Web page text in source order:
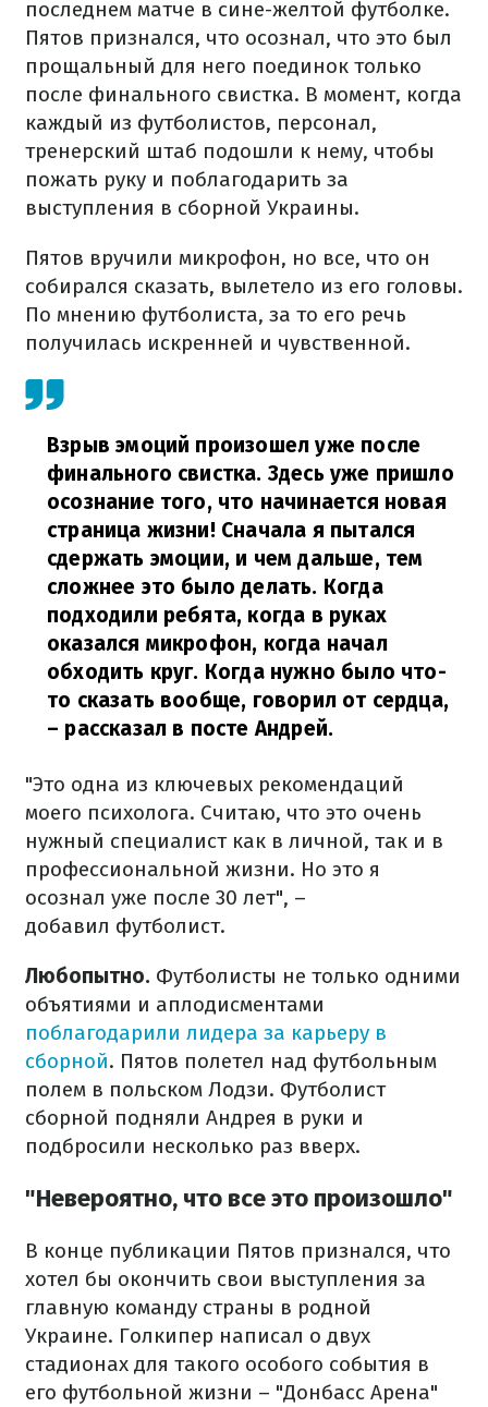
последнем матче в сине-желтой футболке.
Пятов признался, что осознал, что это был
прощальный для него поединок только
после финального свистка. В момент, когда
каждый из футболистов, персонал,
тренерский штаб подошли к нему, чтобы
пожать руку и поблагодарить за
выступления в сборной Украины.
Пятов вручили микрофон, но все, что он
собирался сказать, вылетело из его головы.
По мнению футболиста, за то его речь
получилась искренней и чувственной.
Взрыв эмоций произошел уже после
финального свистка. Здесь уже пришло
осознание того, что начинается новая
страница жизни! Сначала я пытался
сдержать эмоции, и чем дальше, тем
сложнее это было делать. Когда
подходили ребята, когда в руках
оказался микрофон, когда начал
обходить круг. Когда нужно было что-
то сказать вообще, говорил от сердца,
– рассказал в посте Андрей.
"Это одна из ключевых рекомендаций
моего психолога. Считаю, что это очень
нужный специалист как в личной, так и в
профессиональной жизни. Но это я
осознал уже после 30 лет", –
добавил футболист.
Любопытно. Футболисты не только одними
объятиями и аплодисментами
поблагодарили лидера за карьеру в
сборной. Пятов полетел над футбольным
полем в польском Лодзи. Футболист
сборной подняли Андрея в руки и
подбросили несколько раз вверх.
"Невероятно, что все это произошло"
В конце публикации Пятов признался, что
хотел бы окончить свои выступления за
главную команду страны в родной
Украине. Голкипер написал о двух
стадионах для такого особого события в
его футбольной жизни – "Донбасс Арена"